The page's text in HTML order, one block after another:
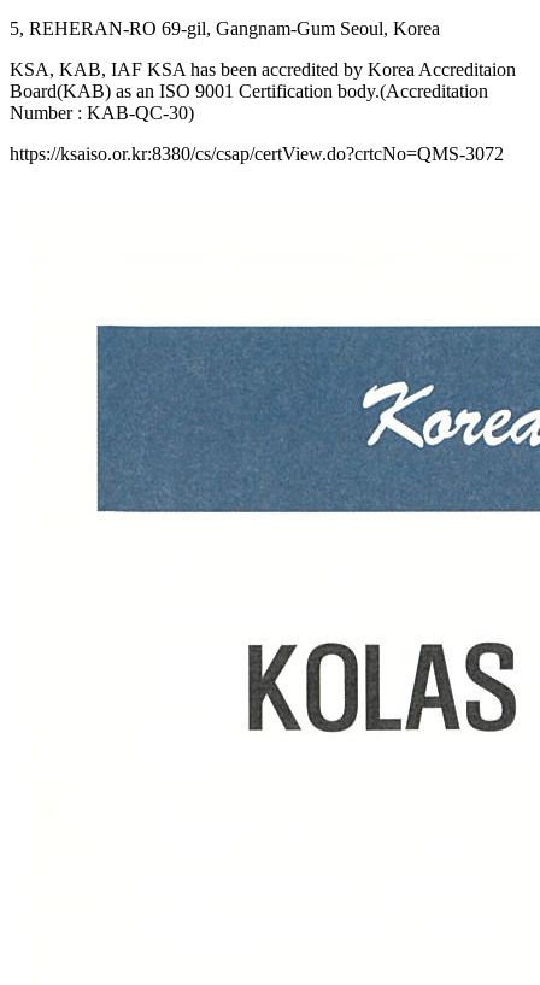
5, REHERAN-RO 69-gil, Gangnam-Gum Seoul, Korea
KSA, KAB, IAF KSA has been accredited by Korea Accreditaion
Board(KAB) as an ISO 9001 Certification body.(Accreditation
Number : KAB-QC-30)
https://ksaiso.or.kr:8380/cs/csap/certView.do?crtcNo=QMS-3072